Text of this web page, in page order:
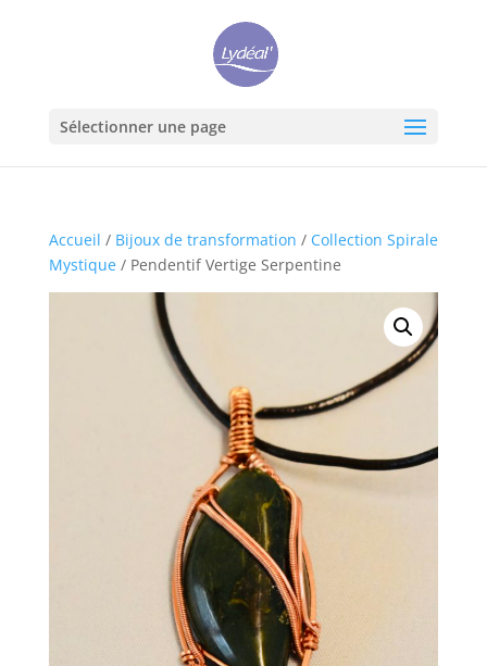
Sélectionner une page
Accueil / Bijoux de transformation / Collection Spirale
Mystique/ Pendentif Vertige Serpentine